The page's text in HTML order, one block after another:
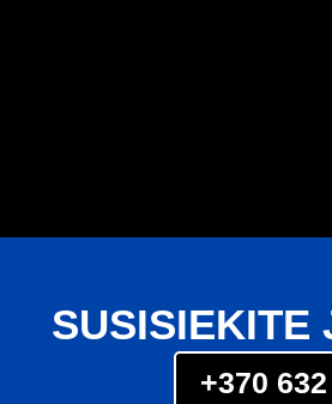
SUSISIEKITE
+370